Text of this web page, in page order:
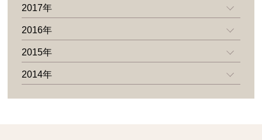
2017年
2016年
2015年
2014年